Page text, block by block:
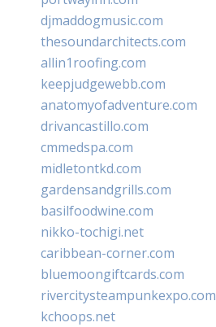
djmaddogmusic.com
thesoundarchitects.com
allin1roofing.com
keepjudgewebb.com
anatomyofadventure.com
drivancastillo.com
cmmedspa.com
midletontkd.com
gardensandgrills.com
basilfoodwine.com
nikko-tochigi.net
caribbean-corner.com
bluemoongiftcards.com
rivercitysteampunkexpo.com
kchoops.net